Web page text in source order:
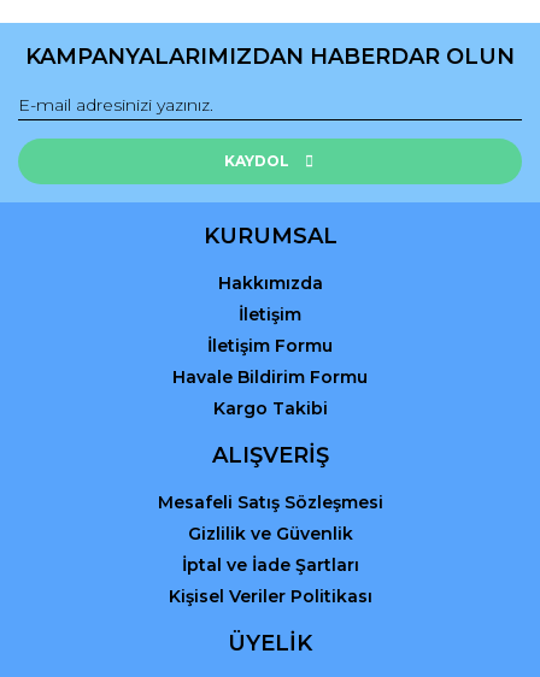
Ürün açıklamasında eksik bilgiler bulunuyor.
Ürün fiyatı diğer sitelerden daha pahalı.
Bu ürüne benzer farklı alternatifler olmalı.
Gönder
KAMPANYALARIMIZDAN HABERDAR OLUN
KAYDOL
KURUMSAL
Hakkımızda
İletişim
İletişim Formu
Havale Bildirim Formu
Kargo Takibi
ALIŞVERİŞ
Mesafeli Satış Sözleşmesi
Gizlilik ve Güvenlik
İptal ve İade Şartları
Kişisel Veriler Politikası
ÜYELİK